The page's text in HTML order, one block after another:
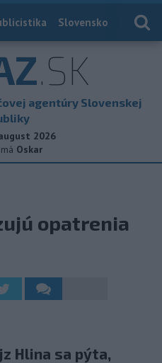
Slovensko
.SK
agentúry Slovenskej
2026
Oskar
opatrenia
Hlina sa pýta,